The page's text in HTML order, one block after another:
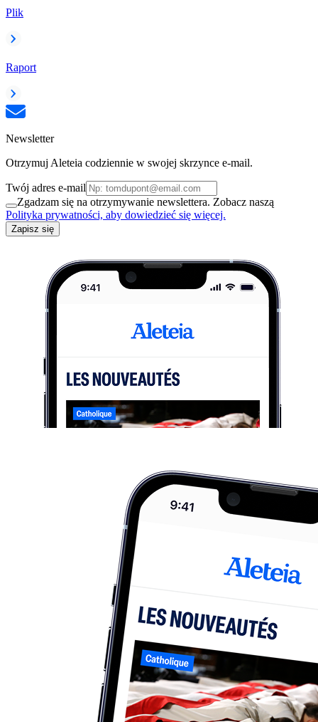
Plik
Raport
Newsletter
Otrzymuj Aleteia codziennie w swojej skrzynce e-mail.
Twój adres e-mail
Zgadzam się na otrzymywanie newslettera. Zobacz naszą
Polityka prywatności, aby dowiedzieć się więcej.
Zapisz się